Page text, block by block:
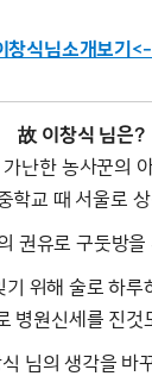
창식님소개보기
故 이창식 님은?
난한 농사꾼의
학교 때 서울로
권유로 구둣방
기 위해 술로 하루
병원신세를 진것
님의 생각을 바